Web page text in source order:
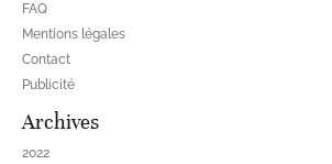
FAQ
Mentions légales
Contact
Publicité
Archives
2022